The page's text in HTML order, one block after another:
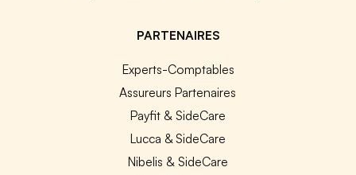
PARTENAIRES
Experts-Comptables
Assureurs Partenaires
Payfit & SideCare
Lucca & SideCare
Nibelis & SideCare